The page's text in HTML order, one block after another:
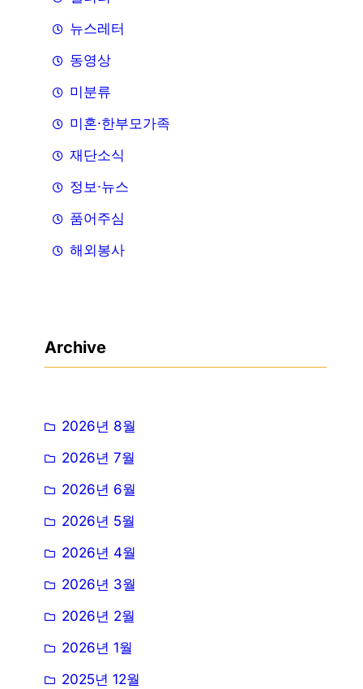
뉴스레터
동영상
미분류
미혼·한부모가족
재단소식
정보·뉴스
품어주심
해외봉사
Archive
2026년 8월
2026년 7월
2026년 6월
2026년 5월
2026년 4월
2026년 3월
2026년 2월
2026년 1월
2025년 12월